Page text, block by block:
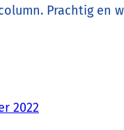
Prachtig en
2022